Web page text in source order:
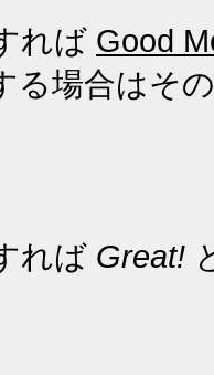
れば Good
る場合はそ
れば Great!